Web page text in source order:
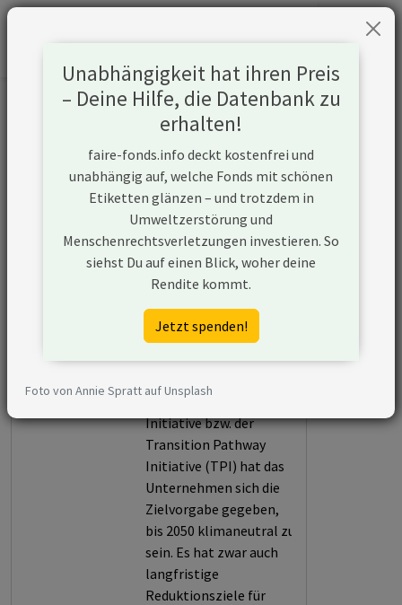
Informationen zum Unternehmen
Holcim Ltd
https://www.holcim.com
Konflikte
Holcim Ltd. ist einer der
größten Emittenten
von Treibhausgasen
weltweit.
Climate Action 100+
Initiative bzw. der
Transition Pathway
Initiative (TPI) hat das
Unternehmen sich die
Zielvorgabe gegeben,
bis 2050 klimaneutral zu
sein. Es hat zwar auch
langfristige
Reduktionsziele für
Unabhängigkeit hat ihren Preis
– Deine Hilfe, die Datenbank zu
erhalten!
faire-fonds.info deckt kostenfrei und
unabhängig auf, welche Fonds mit schönen
Etiketten glänzen – und trotzdem in
Umweltzerstörung und
Menschenrechtsverletzungen investieren. So
siehst Du auf einen Blick, woher deine
Rendite kommt.
Jetzt spenden!
Foto von Annie Spratt auf Unsplash